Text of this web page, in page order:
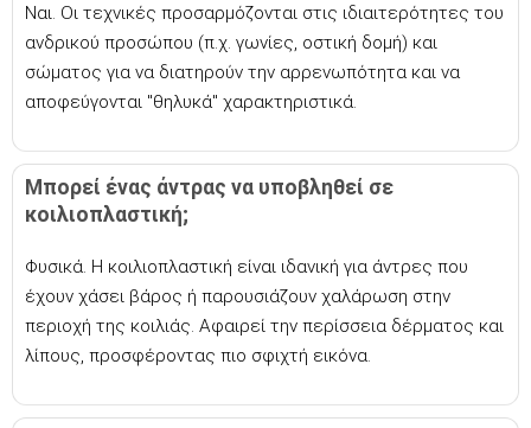
Ναι. Οι τεχνικές προσαρμόζονται στις ιδιαιτερότητες του
ανδρικού προσώπου (π.χ. γωνίες, οστική δομή) και
σώματος για να διατηρούν την αρρενωπότητα και να
αποφεύγονται "θηλυκά" χαρακτηριστικά.
Μπορεί ένας άντρας να υποβληθεί σε
κοιλιοπλαστική;
Φυσικά. Η κοιλιοπλαστική είναι ιδανική για άντρες που
έχουν χάσει βάρος ή παρουσιάζουν χαλάρωση στην
περιοχή της κοιλιάς. Αφαιρεί την περίσσεια δέρματος και
λίπους, προσφέροντας πιο σφιχτή εικόνα.